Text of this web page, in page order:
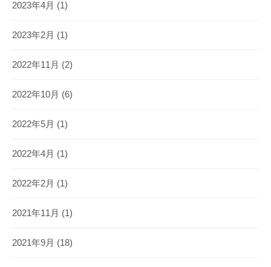
2023年4月 (1)
2023年2月 (1)
2022年11月 (2)
2022年10月 (6)
2022年5月 (1)
2022年4月 (1)
2022年2月 (1)
2021年11月 (1)
2021年9月 (18)